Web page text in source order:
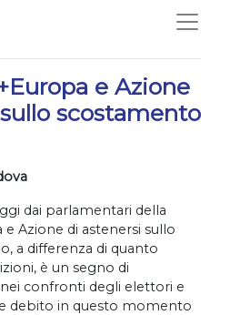
e Azione
scostamento
dai parlamentari della
Azione di astenersi sullo
a differenza di quanto
è un segno di
confronti degli elettori e
debito in questo momento